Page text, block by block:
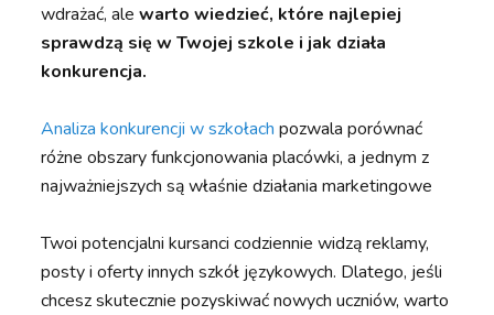
wdrażać, alewarto wiedzieć, które najlepiej
sprawdzą się w Twojej szkole i jak działa
konkurencja.
Analiza konkurencji w szkołach pozwala porównać
różne obszary funkcjonowania placówki, a jednym z
najważniejszych są właśnie działania marketingowe
Twoi potencjalni kursanci codziennie widzą reklamy,
posty i oferty innych szkół językowych. Dlatego, jeśli
chcesz skutecznie pozyskiwać nowych uczniów, warto